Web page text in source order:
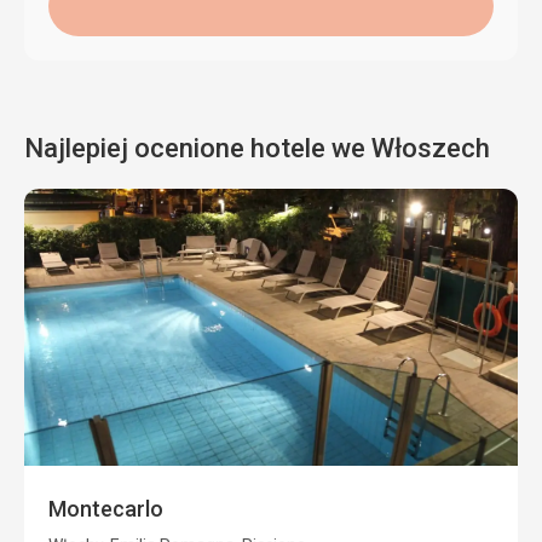
Najlepiej ocenione hotele we Włoszech
Montecarlo